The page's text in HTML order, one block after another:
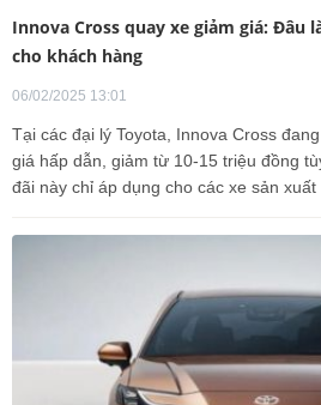
Innova Cross quay xe giảm giá: Đâu
cho khách hàng
06/02/2025 13:01
Tại các đại lý Toyota, Innova Cross
giá hấp dẫn, giảm từ 10-15 triệu đồng
đãi này chỉ áp dụng cho các xe sản